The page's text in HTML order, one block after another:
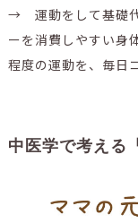
→ 運動をして基礎代
ーを消費しやすい身
程度の運動を、毎日
中医学で考える